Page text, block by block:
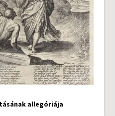
allegóriája